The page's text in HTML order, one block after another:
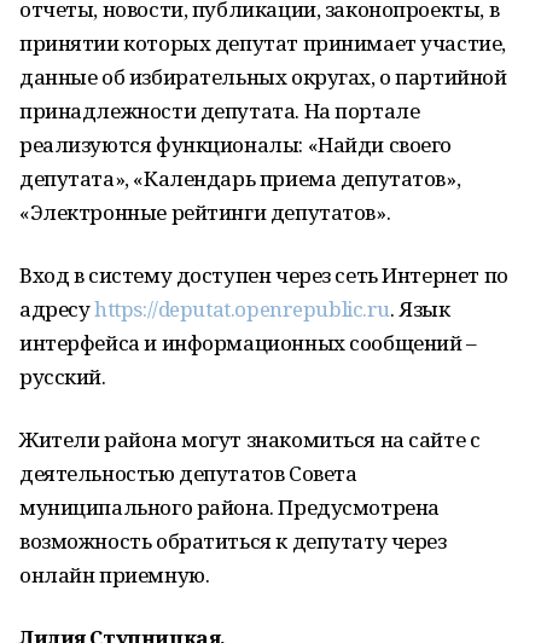
отчеты, новости, публикации, законопроекты, в
принятии которых депутат принимает участие,
данные об избирательных округах, о партийной
принадлежности депутата. На портале
реализуются функционалы: «Найди своего
депутата», «Календарь приема депутатов»,
«Электронные рейтинги депутатов».
Вход в систему доступен через сеть Интернет по
адресуhttps://deputat.openrepublic.ru. Язык
интерфейса и информационных сообщений –
русский.
Жители района могут знакомиться на сайте с
деятельностью депутатов Совета
муниципального района. Предусмотрена
возможность обратиться к депутату через
онлайн приемную.